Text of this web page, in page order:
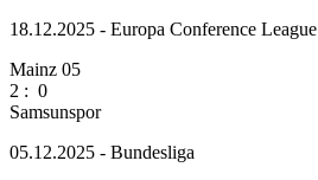
18.12.2025 - Europa Conference League
Mainz 05
2 : 0
Samsunspor
05.12.2025 - Bundesliga